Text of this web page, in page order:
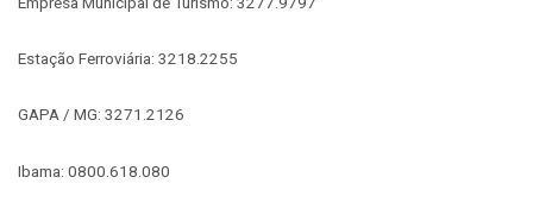
Estação Ferroviária: 3218.2255
GAPA / MG: 3271.2126
Ibama: 0800.618.080